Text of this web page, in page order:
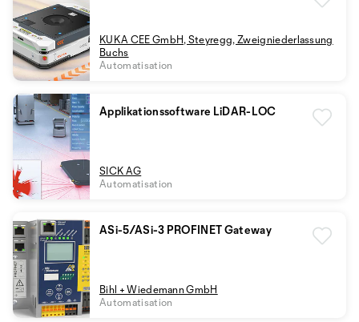
KUKA CEE GmbH, Steyregg, Zweigniederlassung
Buchs
Automatisation
Applikationssoftware LiDAR-LOC
SICK AG
Automatisation
ASi-5/ASi-3 PROFINET Gateway
Bihl + Wiedemann GmbH
Automatisation